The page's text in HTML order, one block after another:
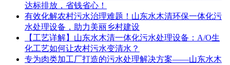
达标排放，省钱省心！
有效化解农村污水治理难题！山东水木清环保一体化污
水处理设备，助力美丽乡村建设
【工艺详解】山东水木清一体化污水处理设备：A/O生
化工艺如何让农村污水变清水？
专为肉类加工厂打造的污水处理解决方案——山东水木